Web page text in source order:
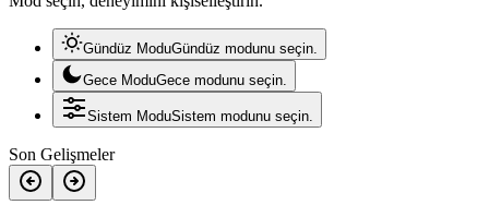
Gündüz ModuGündüz modunu seçin.
Gece ModuGece modunu seçin.
Sistem ModuSistem modunu seçin.
Son Gelişmeler